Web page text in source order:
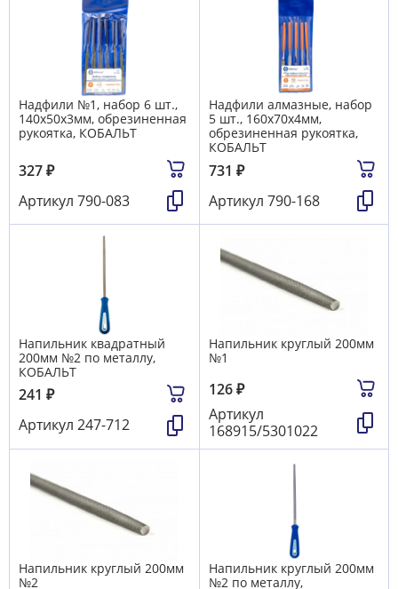
Надфили №1, набор 6 шт.,
140х50х3мм, обрезиненная
рукоятка, КОБАЛЬТ
327₽
Артикул 790-083
Надфили алмазные, набор
5 шт., 160х70х4мм,
обрезиненная рукоятка,
КОБАЛЬТ
731 ₽
Артикул 790-168
Напильник квадратный
200мм №2 по металлу,
КОБАЛЬТ
241 ₽
Артикул 247-712
Напильник круглый 200мм
№1
126₽
Артикул
168915/5301022
Напильник круглый 200мм
№2
Напильник круглый 200мм
№2 по металлу,